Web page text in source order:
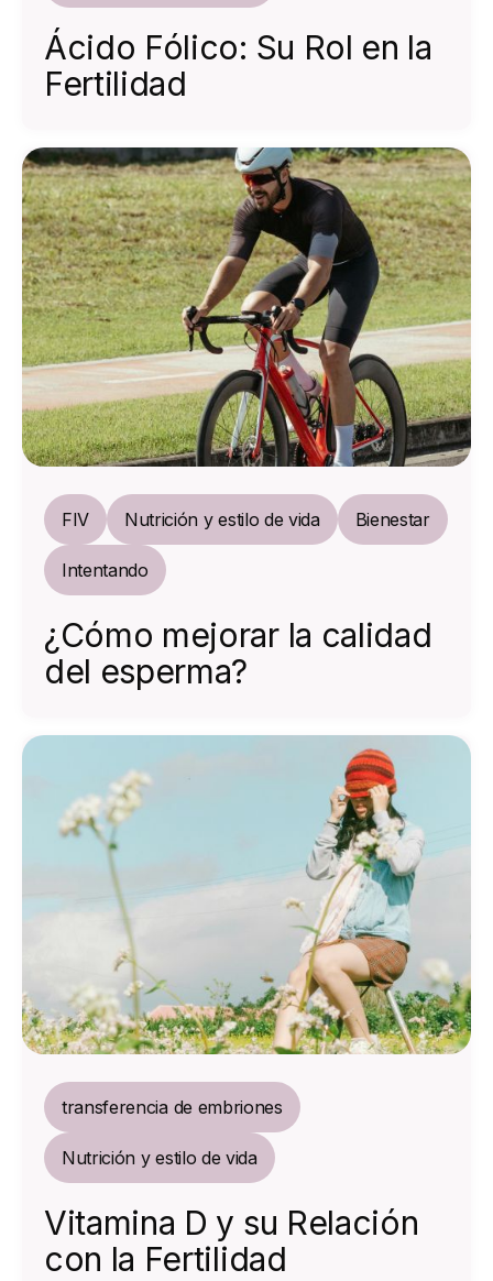
Ácido Fólico: Su Rol en la
Fertilidad
FIV Nutrición y estilo de vida Bienestar
Intentando
¿Cómo mejorar la calidad
del esperma?
transferencia de embriones
Nutrición y estilo de vida
Vitamina D y su Relación
con la Fertilidad